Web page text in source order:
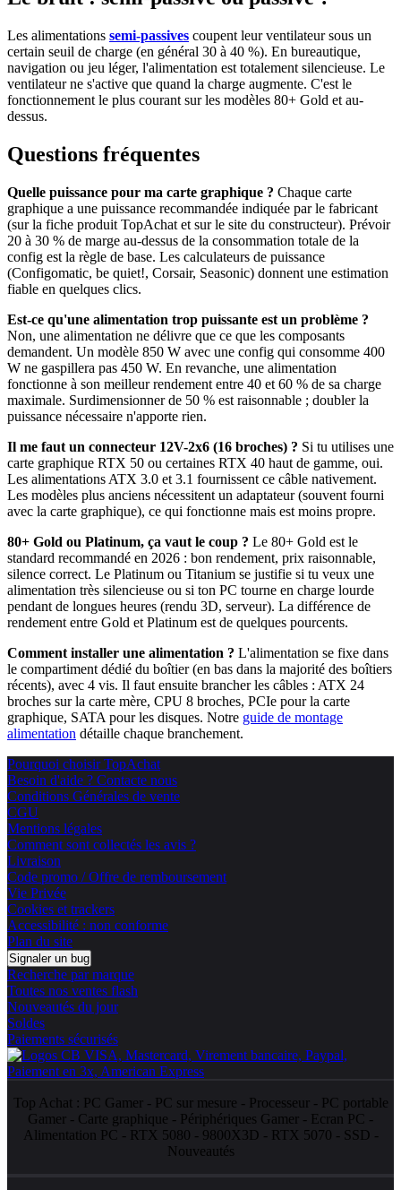
Les alimentations semi-passives coupent leur ventilateur sous un
certain seuil de charge (en général 30 à 40 %). En bureautique,
navigation ou jeu léger, l'alimentation est totalement silencieuse. Le
ventilateur ne s'active que quand la charge augmente. C'est le
fonctionnement le plus courant sur les modèles 80+ Gold et au-
dessus.
Questions fréquentes
Quelle puissance pour ma carte graphique ? Chaque carte
graphique a une puissance recommandée indiquée par le fabricant
(sur la fiche produit TopAchat et sur le site du constructeur). Prévoir
20 à 30 % de marge au-dessus de la consommation totale de la
config est la règle de base. Les calculateurs de puissance
(Configomatic, be quiet!, Corsair, Seasonic) donnent une estimation
fiable en quelques clics.
Est-ce qu'une alimentation trop puissante est un problème ?
Non, une alimentation ne délivre que ce que les composants
demandent. Un modèle 850 W avec une config qui consomme 400
W ne gaspillera pas 450 W. En revanche, une alimentation
fonctionne à son meilleur rendement entre 40 et 60 % de sa charge
maximale. Surdimensionner de 50 % est raisonnable ; doubler la
puissance nécessaire n'apporte rien.
Il me faut un connecteur 12V-2x6 (16 broches) ? Si tu utilises une
carte graphique RTX 50 ou certaines RTX 40 haut de gamme, oui.
Les alimentations ATX 3.0 et 3.1 fournissent ce câble nativement.
Les modèles plus anciens nécessitent un adaptateur (souvent fourni
avec la carte graphique), ce qui fonctionne mais est moins propre.
80+ Gold ou Platinum, ça vaut le coup ? Le 80+ Gold est le
standard recommandé en 2026 : bon rendement, prix raisonnable,
silence correct. Le Platinum ou Titanium se justifie si tu veux une
alimentation très silencieuse ou si ton PC tourne en charge lourde
pendant de longues heures (rendu 3D, serveur). La différence de
rendement entre Gold et Platinum est de quelques pourcents.
Comment installer une alimentation ? L'alimentation se fixe dans
le compartiment dédié du boîtier (en bas dans la majorité des boîtiers
récents), avec 4 vis. Il faut ensuite brancher les câbles : ATX 24
broches sur la carte mère, CPU 8 broches, PCIe pour la carte
graphique, SATA pour les disques. Notre guide de montage
alimentation détaille chaque branchement.
Pourquoi choisir TopAchat
Besoin d'aide ? Contacte nous
Conditions Générales de vente
CGU
Mentions légales
Comment sont collectés les avis ?
Livraison
Code promo / Offre de remboursement
Vie Privée
Cookies et trackers
Accessibilité : non conforme
Plan du site
Signaler un bug
Recherche par marque
Toutes nos ventes flash
Nouveautés du jour
Soldes
Paiements sécurisés
Top Achat : PC Gamer- PC sur mesure - Processeur- PC portable
Gamer - Carte graphique - Périphériques Gamer - Ecran PC -
Alimentation PC - RTX 5080 - 9800X3D - RTX 5070 - SSD -
Nouveautés